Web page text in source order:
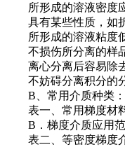
所形成的溶液密度应
具有某些性质，如折
所形成的溶液粘度低
不损伤所分离的样品
离心分离后容易除去
不妨碍分离积分的分
B、常用介质种类：
表一、常用梯度材
B．梯度介质应用范
表二、等密度梯度